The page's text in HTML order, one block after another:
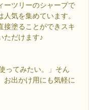
ーツリーのシャープで
気を集めています。
接塗ることができスキ
ただけます♪
ってみたい。」そん
お出かけ用にも気軽に